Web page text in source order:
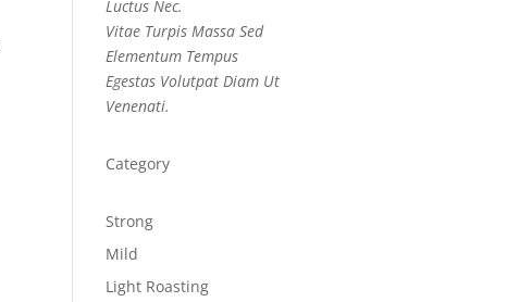
Luctus Nec.
Vitae Turpis Massa Sed
Elementum Tempus
Egestas Volutpat Diam Ut
Venenati.
Category
Strong
Mild
Light Roasting